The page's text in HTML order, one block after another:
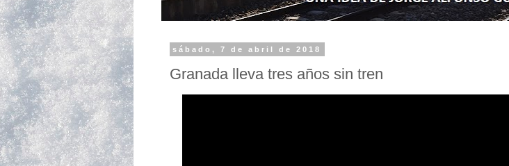
sábado, 7 de abril de 2018
Granada lleva tres años sin tren